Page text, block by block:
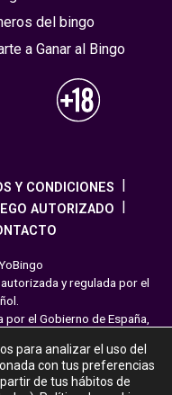
del bingo
a Ganar al Bingo
Y CONDICIONES
AUTORIZADO
y regulada por el
el Gobierno de España,
juego es una forma de
diversión y emoción a los
con moderación siguiendo
para analizar el uso del
con tus preferencias
de tus hábitos de